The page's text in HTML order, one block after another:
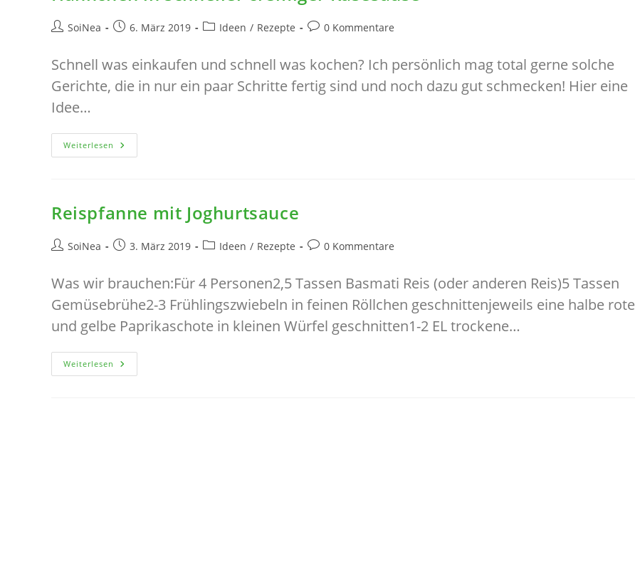
Beitrags-
SoiNea
Beitrag6. März 2019
Beitrags-
Ideen / Rezepte
Beitrags-
0 Kommentare
Schnell was einkaufen und schnell was kochen? Ich persönlich mag total gerne solche
Gerichte, die in nur ein paar Schritte fertig sind und noch dazu gut schmecken! Hier eine
Idee…
Weiterlesen Hähnchen
In
Reispfanne mit Joghurtsauce
Beitrags-
SoiNea
Beitrag3. März 2019
Beitrags-
Ideen / Rezepte
Beitrags-
0 Kommentare
Was wir brauchen:Für 4 Personen2,5 Tassen Basmati Reis (oder anderen Reis)5 Tassen
Gemüsebrühe2-3 Frühlingszwiebeln in feinen Röllchen geschnittenjeweils eine halbe rote
und gelbe Paprikaschote in kleinen Würfel geschnitten1-2 EL trockene…
Weiterlesen Reispfanne
Mit